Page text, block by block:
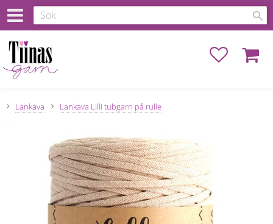
Favoriter
Lankava Lankava Lilli tubgarn på rulle